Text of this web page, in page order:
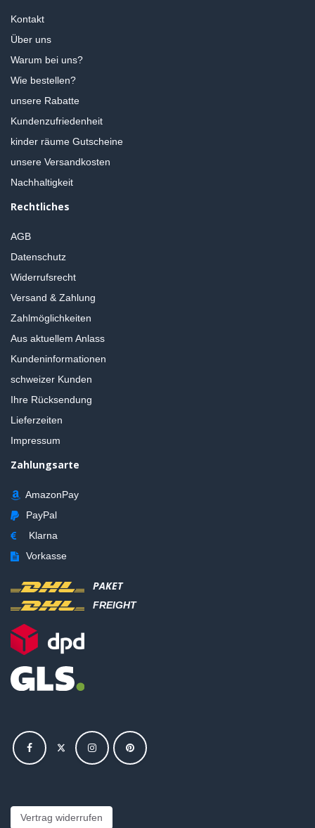
Kontakt
Über uns
Warum bei uns?
Wie bestellen?
unsere Rabatte
Kundenzufriedenheit
kinder räume Gutscheine
unsere Versandkosten
Nachhaltigkeit
Rechtliches
AGB
Datenschutz
Widerrufsrecht
Versand & Zahlung
Zahlmöglichkeiten
Aus aktuellem Anlass
Kundeninformationen
schweizer Kunden
Ihre Rücksendung
Lieferzeiten
Impressum
Zahlungsarte
AmazonPay
PayPal
Klarna
Vorkasse
PAKET
FREIGHT
Vertrag widerrufen